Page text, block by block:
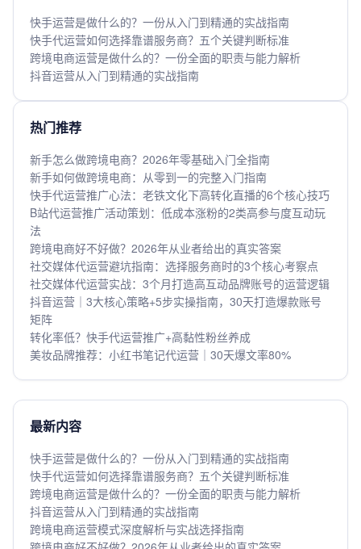
快手运营是做什么的？一份从入门到精通的实战指南
快手代运营如何选择靠谱服务商？五个关键判断标准
跨境电商运营是做什么的？一份全面的职责与能力解析
抖音运营从入门到精通的实战指南
热门推荐
新手怎么做跨境电商？2026年零基础入门全指南
新手如何做跨境电商：从零到一的完整入门指南
快手代运营推广心法：老铁文化下高转化直播的6个核心技巧
B站代运营推广活动策划：低成本涨粉的2类高参与度互动玩
法
跨境电商好不好做？2026年从业者给出的真实答案
社交媒体代运营避坑指南：选择服务商时的3个核心考察点
社交媒体代运营实战：3个月打造高互动品牌账号的运营逻辑
抖音运营｜3大核心策略+5步实操指南，30天打造爆款账号
矩阵
转化率低？快手代运营推广+高黏性粉丝养成
美妆品牌推荐：小红书笔记代运营｜30天爆文率80%
最新内容
快手运营是做什么的？一份从入门到精通的实战指南
快手代运营如何选择靠谱服务商？五个关键判断标准
跨境电商运营是做什么的？一份全面的职责与能力解析
抖音运营从入门到精通的实战指南
跨境电商运营模式深度解析与实战选择指南